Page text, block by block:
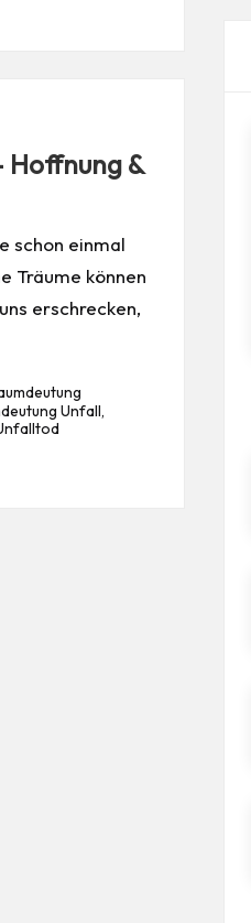
&
schon einmal
Träume können
erschrecken,
Unfall,